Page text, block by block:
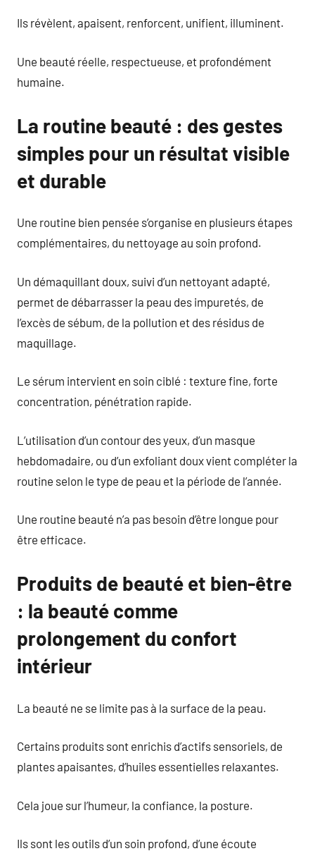
Ils révèlent, apaisent, renforcent, unifient, illuminent.
Une beauté réelle, respectueuse, et profondément
humaine.
La routine beauté : des gestes
simples pour un résultat visible
et durable
Une routine bien pensée s’organise en plusieurs étapes
complémentaires, du nettoyage au soin profond.
Un démaquillant doux, suivi d’un nettoyant adapté,
permet de débarrasser la peau des impuretés, de
l’excès de sébum, de la pollution et des résidus de
maquillage.
Le sérum intervient en soin ciblé : texture fine, forte
concentration, pénétration rapide.
L’utilisation d’un contour des yeux, d’un masque
hebdomadaire, ou d’un exfoliant doux vient compléter la
routine selon le type de peau et la période de l’année.
Une routine beauté n’a pas besoin d’être longue pour
être efficace.
Produits de beauté et bien-être
: la beauté comme
prolongement du confort
intérieur
La beauté ne se limite pas à la surface de la peau.
Certains produits sont enrichis d’actifs sensoriels, de
plantes apaisantes, d’huiles essentielles relaxantes.
Cela joue sur l’humeur, la confiance, la posture.
Ils sont les outils d’un soin profond, d’une écoute